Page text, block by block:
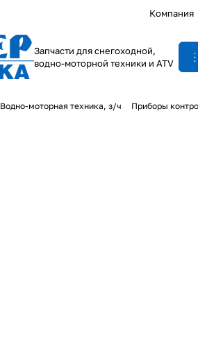
Компания
Запчасти для снегоходной,
водно-моторной техники и ATV
Водно-моторная техника, з/ч Приборы